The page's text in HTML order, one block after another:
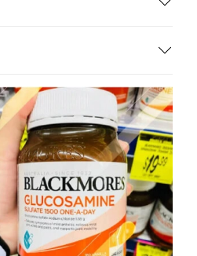
phần tự nhiên, chất
lại lợi ích sức khỏe vượt trội.
kiến chuyên gia y tế để đảm
và tràn đầy năng lượng.
Milk Powder ở
Formulated Milk
hỗ trợ khách hàng của